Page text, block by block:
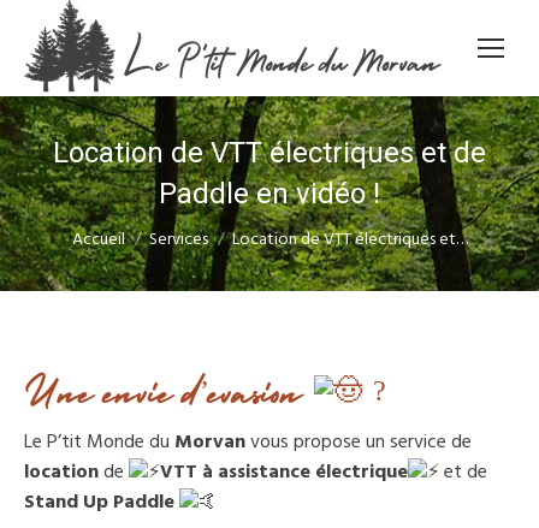
Location de VTT électriques et de
Paddle en vidéo !
Vous êtes ici :
Accueil Services Location de VTT électriques et…
Une envie d’évasion ?
Le P’tit Monde du Morvanvous propose un service de
locationde VTT à assistance électrique
et de
Stand Up Paddle